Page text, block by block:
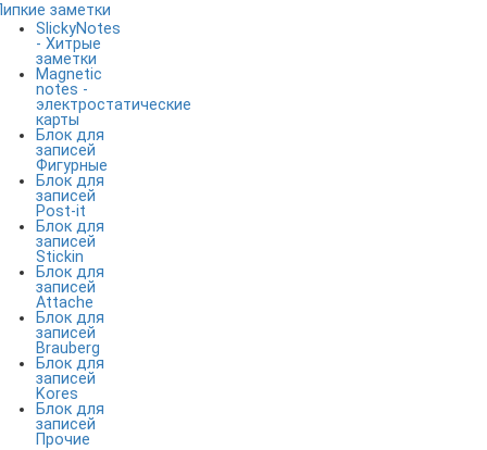
заметки
SlickyNotes
- Хитрые
заметки
Magnetic
notes -
электростатические
карты
Блок для
записей
Фигурные
Блок для
записей
Post-it
Блок для
записей
Stickin
Блок для
записей
Attache
Блок для
записей
Brauberg
Блок для
записей
Kores
Блок для
записей
Прочие